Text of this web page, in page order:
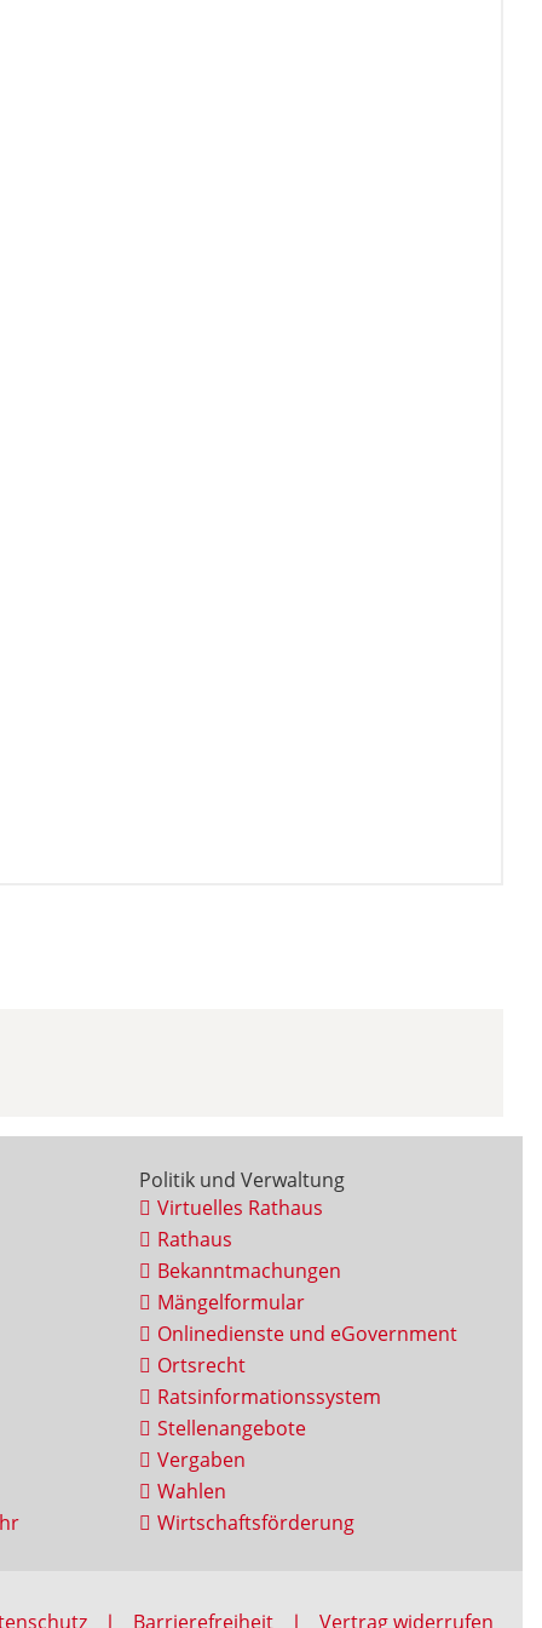
Politik und Verwaltung
Virtuelles Rathaus
Rathaus
Bekanntmachungen
Mängelformular
Onlinedienste und eGovernment
Ortsrecht
Ratsinformationssystem
Stellenangebote
Vergaben
Wahlen
Wirtschaftsförderung
Barrierefreiheit Vertrag widerrufen